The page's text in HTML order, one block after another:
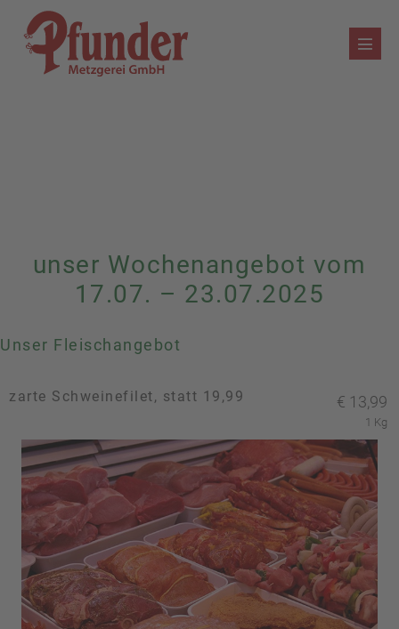
Inhalt
springen
unser Wochenangebot vom
17.07. – 23.07.2025
Unser Fleischangebot
zarte Schweinefilet, statt 19,99 € 13,99
1 Kg